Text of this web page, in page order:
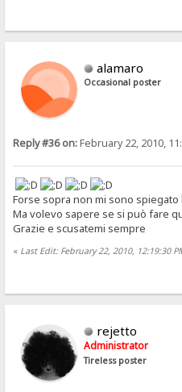
alamaro
Occasional poster
Reply #36 on:February 22, 2010,
Forse sopra non mi sono
Ma volevo sapere se si può fare
Grazie e scusatemi sempre
« Last Edit: February 22, 2010, 12:19:30
rejetto
Administrator
Tireless poster